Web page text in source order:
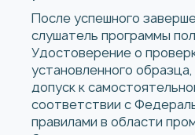
После успешного
слушатель программы
Удостоверение о
установленного
допуск к
соответствии с
правилами в области